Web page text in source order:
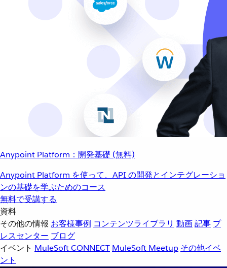
Anypoint Platform：開発基礎 (無料)
Anypoint Platform を使って、API の開発とインテグレーショ
ンの基礎を学ぶためのコース
無料で受講する
資料
その他の情報 お客様事例 コンテンツライブラリ 動画記事 プ
レスセンター ブログ
イベント MuleSoft CONNECT MuleSoft Meetup その他イベ
ント